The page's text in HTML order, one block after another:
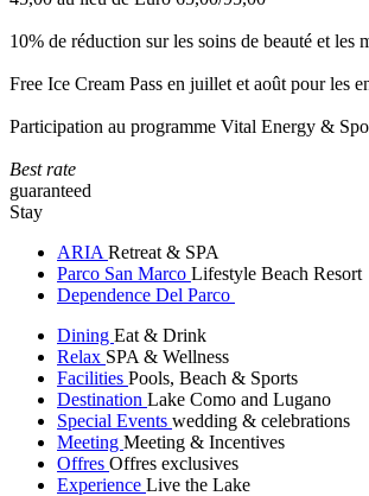
10% de réduction sur les soins de beauté et les
Free Ice Cream Pass en juillet et août pour les
Participation au programme Vital Energy &
Best rate
guaranteed
Stay
ARIA Retreat & SPA
Parco San Marco Lifestyle Beach Resort
Dependence Del Parco
Dining Eat & Drink
Relax SPA & Wellness
Facilities Pools, Beach & Sports
Destination Lake Como and Lugano
Special Events wedding & celebrations
Meeting Meeting & Incentives
Offres Offres exclusives
Experience Live the Lake